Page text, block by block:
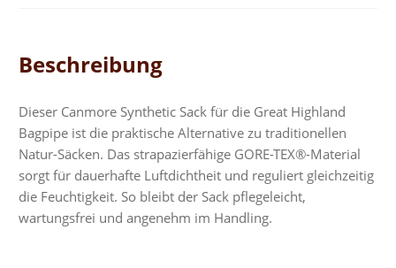
Beschreibung
Dieser Canmore Synthetic Sack für die Great Highland
Bagpipe ist die praktische Alternative zu traditionellen
Natur-Säcken. Das strapazierfähige GORE-TEX®-Material
sorgt für dauerhafte Luftdichtheit und reguliert gleichzeitig
die Feuchtigkeit. So bleibt der Sack pflegeleicht,
wartungsfrei und angenehm im Handling.